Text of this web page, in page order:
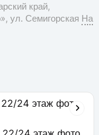
край,
ул. Семигорская На